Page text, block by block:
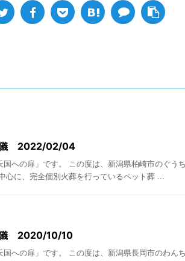
儀 2022/02/04
への扉」です。 この度は、新潟県柏崎市のぐう
心に、完全個別火葬を行っているペット葬 ...
儀 2020/10/10
への扉」です。 この度は、新潟県長岡市のわん